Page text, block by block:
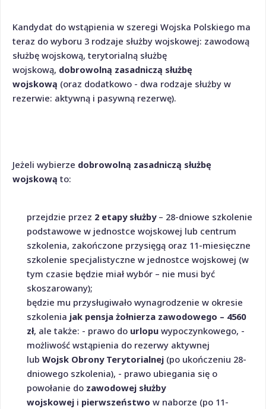
Kandydat do wstąpienia w szeregi Wojska Polskiego ma
teraz do wyboru 3 rodzaje służby wojskowej: zawodową
służbę wojskową, terytorialną służbę
wojskową, dobrowolną zasadniczą służbę
wojskową (oraz dodatkowo - dwa rodzaje służby w
rezerwie: aktywną i pasywną rezerwę).
Jeżeli wybierze dobrowolną zasadniczą służbę
wojskową to:
przejdzie przez 2 etapy służby– 28-dniowe szkolenie
podstawowe w jednostce wojskowej lub centrum
szkolenia, zakończone przysięgą oraz 11-miesięczne
szkolenie specjalistyczne w jednostce wojskowej (w
tym czasie będzie miał wybór – nie musi być
skoszarowany);
będzie mu przysługiwało wynagrodzenie w okresie
szkolenia jak pensja żołnierza zawodowego – 4560
zł, ale także: - prawo do urlopu wypoczynkowego, -
możliwość wstąpienia do rezerwy aktywnej
lub Wojsk Obrony Terytorialnej (po ukończeniu 28-
dniowego szkolenia), - prawo ubiegania się o
powołanie do zawodowej służby
wojskowej i pierwszeństwo w naborze (po 11-